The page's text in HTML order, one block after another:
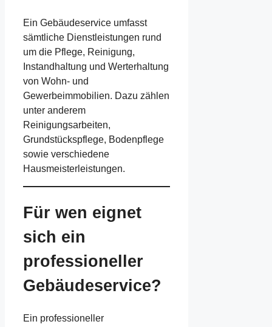
Ein Gebäudeservice umfasst
sämtliche Dienstleistungen rund
um die Pflege, Reinigung,
Instandhaltung und Werterhaltung
von Wohn- und
Gewerbeimmobilien. Dazu zählen
unter anderem
Reinigungsarbeiten,
Grundstückspflege, Bodenpflege
sowie verschiedene
Hausmeisterleistungen.
Für wen eignet
sich ein
professioneller
Gebäudeservice?
Ein professioneller